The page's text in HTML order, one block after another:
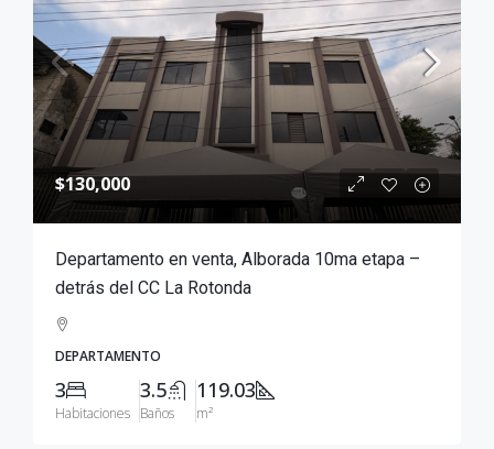
$130,000
Departamento en venta, Alborada 10ma etapa –
detrás del CC La Rotonda
DEPARTAMENTO
3
Habitaciones
3.5
Baños
119.03
m²